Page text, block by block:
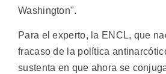
Washington".
Para el experto, la ENCL, que
fracaso de la política
sustenta en que ahora se